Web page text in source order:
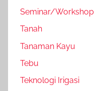
Seminar/Workshop
Tanah
Tanaman Kayu
Tebu
Teknologi Irigasi